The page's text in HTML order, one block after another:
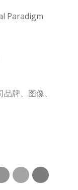
Paradigm
牌、图像、